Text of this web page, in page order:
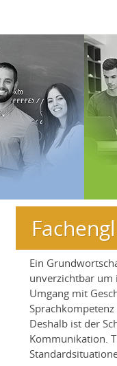
Ein
unverzichtbar um
Umgang mit
Deshalb ist der
Kommunikation.